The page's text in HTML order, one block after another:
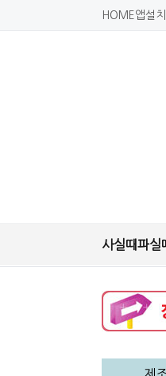
HOME 앱설치
사실때파실